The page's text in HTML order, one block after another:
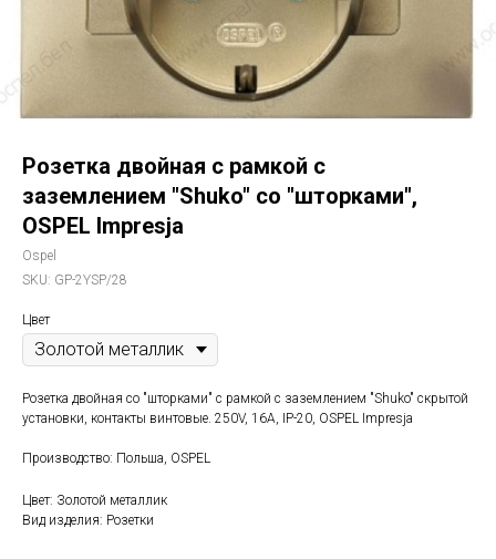
Розетка двойная с рамкой с
заземлением "Shuko" со "шторками",
OSPEL Impresja
Ospel
SKU: GP-2YSP/28
Цвет
Розетка двойная со "шторками" с рамкой с заземлением "Shuko" скрытой
установки, контакты винтовые. 250V, 16A, IP-20, OSPEL Impresja
Производство: Польша, OSPEL
Цвет: Золотой металлик
Вид изделия: Розетки